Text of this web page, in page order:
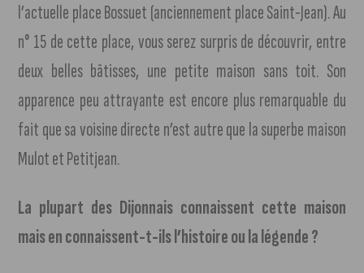
l’actuelle place Bossuet (anciennement place Saint-Jean). Au
n° 15 de cette place, vous serez surpris de découvrir, entre
deux belles bâtisses, une petite maison sans toit. Son
apparence peu attrayante est encore plus remarquable du
fait que sa voisine directe n’est autre que la superbe maison
Mulot et Petitjean.
La plupart des Dijonnais connaissent cette maison
mais en connaissent-t-ils l’histoire ou la légende ?